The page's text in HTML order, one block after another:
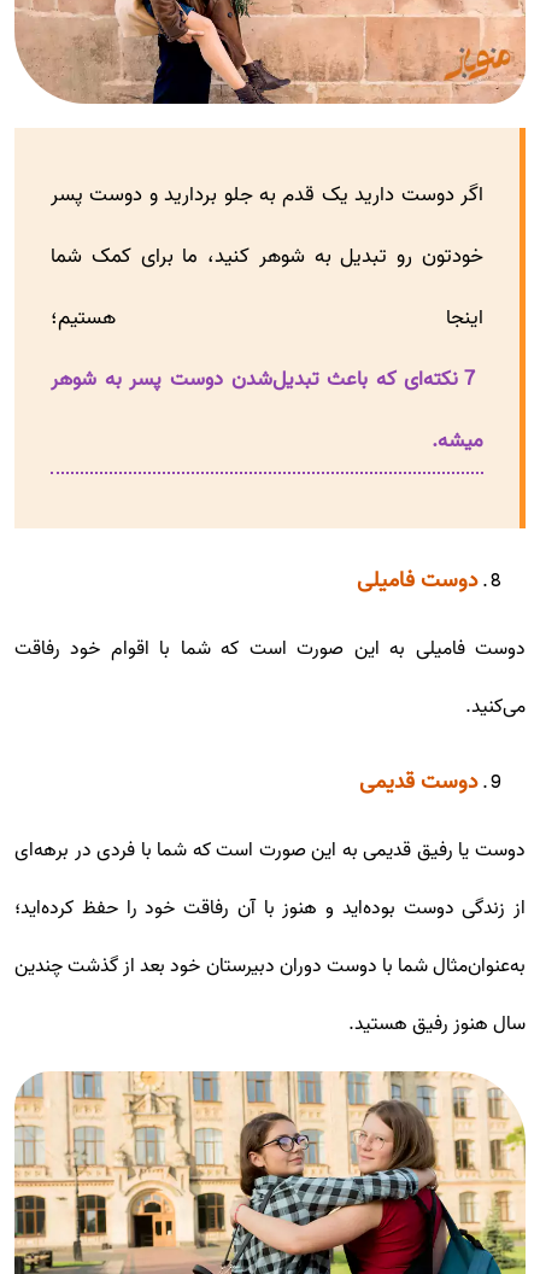
اگر دوست دارید یک قدم به جلو بردارید و دوست پسر
خودتون رو تبدیل به شوهر کنید، ما برای کمک شما
اینجا هستیم؛
7 نکته‌ای که باعث تبدیل‌شدن دوست پسر به شوهر
میشه.
دوست فامیلی
دوست فامیلی به این صورت است که شما با اقوام خود رفاقت
می‌کنید.
دوست قدیمی
دوست یا رفیق قدیمی به این صورت است که شما با فردی در برهه‌ای
از زندگی دوست بوده‌اید و هنوز با آن رفاقت خود را حفظ کرده‌اید؛
به‌عنوان‌مثال شما با دوست دوران دبیرستان خود بعد از گذشت چندین
سال هنوز رفیق هستید.